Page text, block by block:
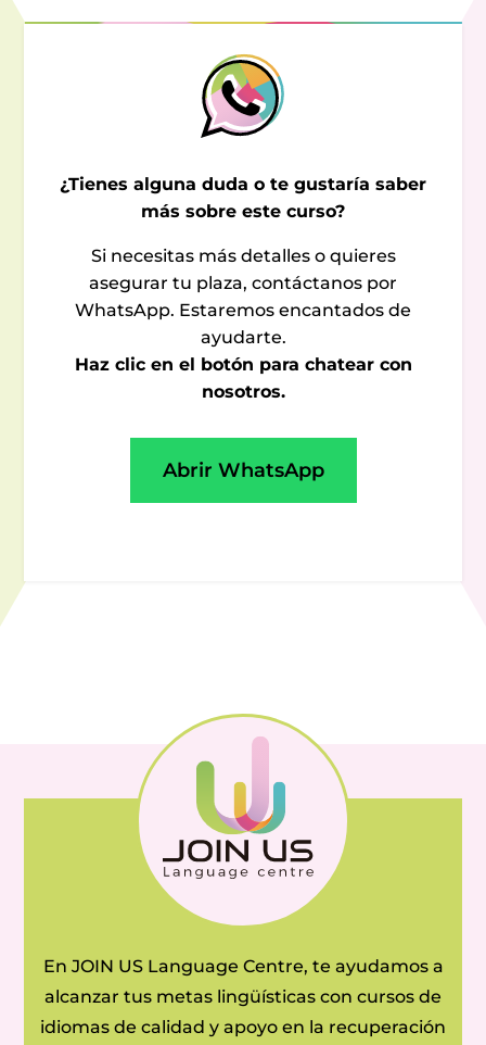
¿Tienes alguna duda o te gustaría saber
más sobre este curso?
Si necesitas más detalles o quieres
asegurar tu plaza, contáctanos por
WhatsApp. Estaremos encantados de
ayudarte.
Haz clic en el botón para chatear con
nosotros.
Abrir WhatsApp
En JOIN US Language Centre, te ayudamos a
alcanzar tus metas lingüísticas con cursos de
idiomas de calidad y apoyo en la recuperación